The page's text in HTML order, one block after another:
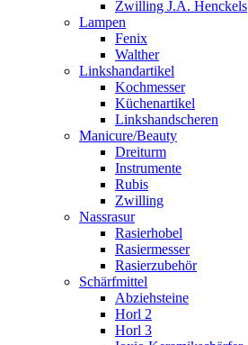
Zwilling J.A. Henckels
Lampen
Fenix
Walther
Linkshandartikel
Kochmesser
Küchenartikel
Linkshandscheren
Manicure/Beauty
Dreiturm
Instrumente
Rubis
Zwilling
Nassrasur
Rasierhobel
Rasiermesser
Rasierzubehör
Schärfmittel
Abziehsteine
Horl 2
Horl 3